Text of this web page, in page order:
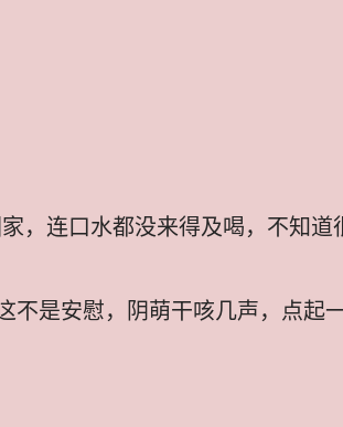
，连口水都没来得及喝，不知道
不是安慰，阴萌干咳几声，点起